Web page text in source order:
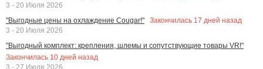
3 - 20 Июля 2026
"Выгодные цены на охлаждение Cougar!"
Закончилась 17 дней назад
3 - 20 Июля 2026
"Выгодный комплект: крепления, шлемы и сопутствующие товары VR!"
Закончилась 10 дней назад
3 - 27 Июля 2026